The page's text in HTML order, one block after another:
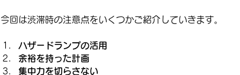
今回は渋滞時の注意点をいくつかご紹介していきます。
ハザードランプの活用
余裕を持った計画
集中力を切らさない